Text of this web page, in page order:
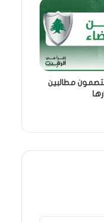
مطالبين